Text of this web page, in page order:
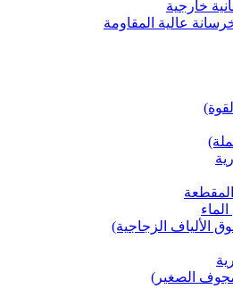
خارجية
عالية المقاومة
الألياف الزجاجية)
الصغير)